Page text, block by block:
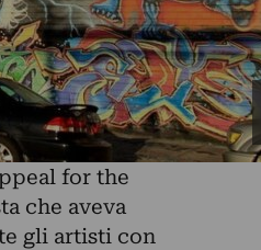
for the
che aveva
gli artisti con